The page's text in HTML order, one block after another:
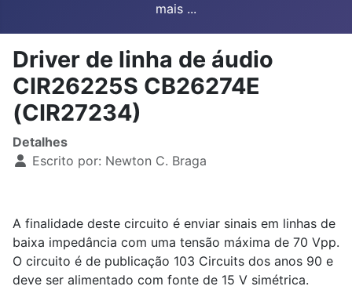
mais ...
Driver de linha de áudio
CIR26225S CB26274E
(CIR27234)
Detalhes
Escrito por: Newton C. Braga
A finalidade deste circuito é enviar sinais em linhas de
baixa impedância com uma tensão máxima de 70 Vpp.
O circuito é de publicação 103 Circuits dos anos 90 e
deve ser alimentado com fonte de 15 V simétrica.